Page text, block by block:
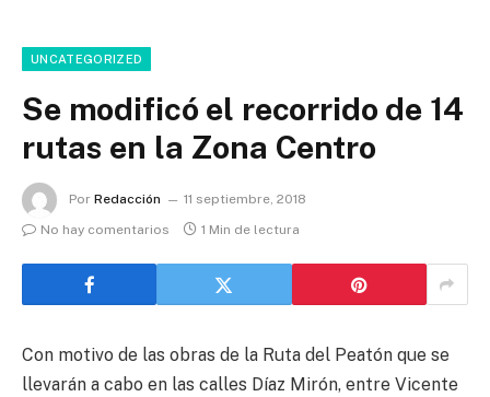
UNCATEGORIZED
Se modificó el recorrido de 14
rutas en la Zona Centro
Por Redacción
11 septiembre, 2018
No hay comentarios
1 Min de lectura
Con motivo de las obras de la Ruta del Peatón que se
llevarán a cabo en las calles Díaz Mirón, entre Vicente